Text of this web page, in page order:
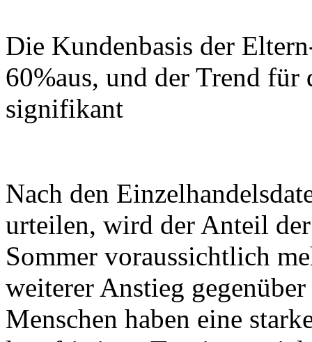
Die Kundenbasis der
60%aus, und der Trend für
signifikant
Nach den
urteilen, wird der Anteil
Sommer voraussichtlich
weiterer Anstieg
Menschen haben eine